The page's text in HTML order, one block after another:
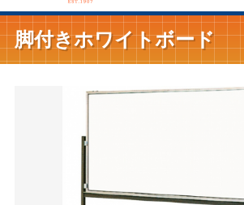
脚付きホワイトボード